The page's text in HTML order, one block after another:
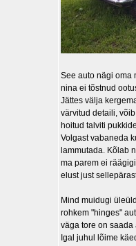
See auto nägi oma
nina ei tõstnud
Jättes välja
värvitud detaili,
hoitud talviti
Volgast vabaneda
lammutada. Kõlab
ma parem ei
elust just
Mind muidugi
rohkem "hinges"
väga tore on saada
Igal juhul lõime